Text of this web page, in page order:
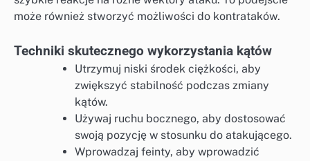
może również stworzyć możliwości do kontrataków.
Techniki skutecznego wykorzystania kątów
Utrzymuj niski środek ciężkości, aby
zwiększyć stabilność podczas zmiany
kątów.
Używaj ruchu bocznego, aby dostosować
swoją pozycję w stosunku do atakującego.
Wprowadzaj feinty, aby wprowadzić